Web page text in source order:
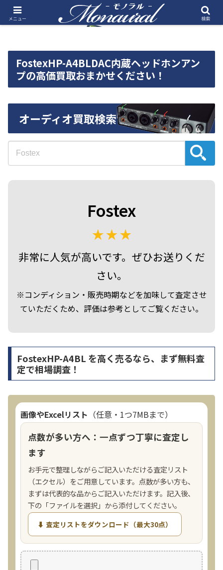
FostexHP-A4BLDAC内蔵ヘッドホンアン
プの高価買取おまかせください！
オーディオ買取検索
Fostex
非常に人気が高いです。ぜひお送りくだ
さい。
※コンディション・販売時期などを加味して査定させ
ていただくため、評価は参考としてご覧ください。
FostexHP-A4BL を高く売るなら、まず無料査
定で相場調査！
画像やExcelリスト （任意・1つ7MBまで）
点数が多い方へ：一点ずつ丁寧に査定し
ます
お手元で整理しながらご記入いただける査定リスト
（エクセル）をご用意しています。点数が多い方も、
まずは代表的な品からご記入いただけます。記入後、
下の「ファイルを選択」から添付してください。
⬇ 査定リストをダウンロード（最大30点）
メニュー 検索